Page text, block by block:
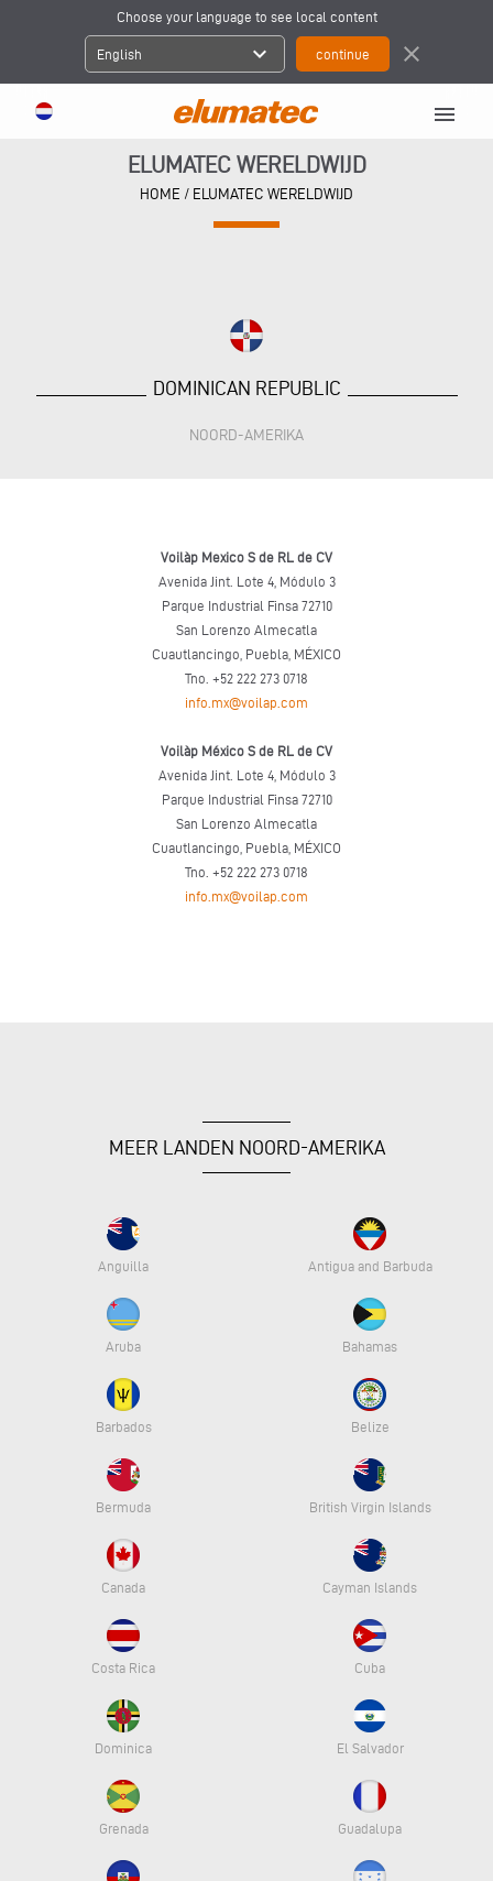
Choose your language to see local content
English expand_more close
menu
ELUMATEC WERELDWIJD
HOME / ELUMATEC WERELDWIJD
DOMINICAN REPUBLIC
NOORD-AMERIKA
Voilàp Mexico S de RL de CV
Avenida Jint. Lote 4, Módulo 3
Parque Industrial Finsa 72710
San Lorenzo Almecatla
Cuautlancingo, Puebla, MÉXICO
Tno. +52 222 273 0718
info.mx@voilap.com
Voilàp México S de RL de CV
Avenida Jint. Lote 4, Módulo 3
Parque Industrial Finsa 72710
San Lorenzo Almecatla
Cuautlancingo, Puebla, MÉXICO
Tno. +52 222 273 0718
info.mx@voilap.com
MEER LANDEN NOORD-AMERIKA
Anguilla Antigua and Barbuda
Aruba Bahamas
Barbados Belize
Bermuda British Virgin Islands
Canada Cayman Islands
Costa Rica Cuba
Dominica El Salvador
Grenada Guadalupa